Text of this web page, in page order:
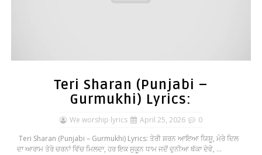
Teri Sharan (Punjabi –
Gurmukhi) Lyrics:
We worship lyrics April 25, 2026
0
Teri Sharan (Punjabi – Gurmukhi) Lyrics: ਤੇਰੀ ਸ਼ਰਨ ਆਇਆ ਯਿਸੂ, ਮੇਰੇ ਦਿਲ
ਦਾ ਆਰਾਮ ਤੇਰੇ ਚਰਨਾਂ ਵਿੱਚ ਮਿਲਦਾ, ਹਰ ਇਕ ਸੁਕੂਨ ਧਾਮ ਜਦੋਂ ਦੁਨੀਆ ਥੱਕਾ ਦੇਵੇ, ...